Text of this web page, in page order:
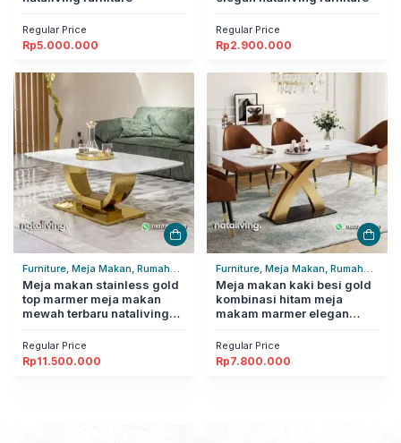
Regular Price
Rp5.000.000
Regular Price
Rp2.900.000
Furniture, Meja Makan, Rumah
Tangga
Meja makan stainless gold
top marmer meja makan
mewah terbaru nataliving
Regular Price
Rp11.500.000
Furniture, Meja Makan, Rumah
Tangga
Meja makan kaki besi gold
kombinasi hitam meja
makam marmer elegan
Regular Price
Rp7.800.000